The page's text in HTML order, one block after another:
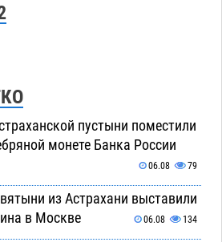
пустыни поместили
монете Банка России
06.08 79
из Астрахани выставили
в Москве
06.08 134